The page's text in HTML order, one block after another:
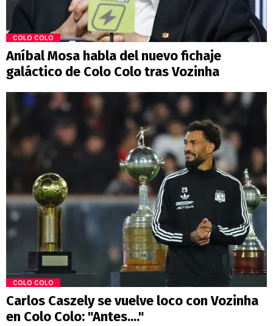
COLO COLO
Aníbal Mosa habla del nuevo fichaje
galáctico de Colo Colo tras Vozinha
COLO COLO
Carlos Caszely se vuelve loco con Vozinha
en Colo Colo: "Antes...."